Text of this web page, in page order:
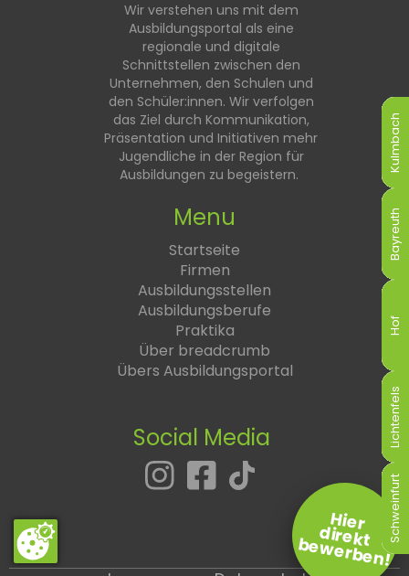
Kulmbach
Bayreuth
Hof
Lichtenfels
Schweinfurt
Kulmbach
Bayreuth
Hof
Lichtenfels
Schweinfurt
Kulmbach
Bayreuth
Hof
Lichtenfels
Schweinfurt
Kulmbach
Bayreuth
Hof
Lichtenfels
Schweinfurt
Kulmbach
Bayreuth
Hof
Lichtenfels
Schweinfurt
Kulmbach
Bayreuth
Hof
Lichtenfels
Schweinfurt
Wir verstehen uns mit dem
Ausbildungsportal als eine
regionale und digitale
Schnittstellen zwischen den
Unternehmen, den Schulen und
den Schüler:innen. Wir verfolgen
das Ziel durch Kommunikation,
Präsentation und Initiativen mehr
Jugendliche in der Region für
Ausbildungen zu begeistern.
Menu
Startseite
Firmen
Ausbildungsstellen
Ausbildungsberufe
Praktika
Über breadcrumb
Übers Ausbildungsportal
Social Media
Hier
direkt
bewerben!